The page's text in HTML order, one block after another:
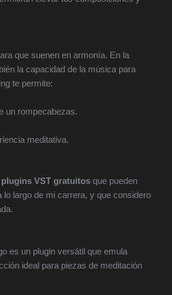
que suenen en armonía. En la
la capacidad de la música para
te permite:
un rompecabezas.
meditativa.
plugins VST gratuitos que pueden
largo de mi carrera, y que considero
es un plugin versátil que emula
ideal para piezas de meditación